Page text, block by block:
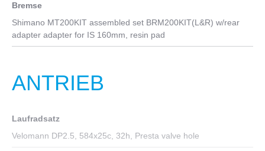
Bremse
Shimano MT200KIT assembled set BRM200KIT(L&R) w/rear
adapter adapter for IS 160mm, resin pad
ANTRIEB
Laufradsatz
Velomann DP2.5, 584x25c, 32h, Presta valve hole